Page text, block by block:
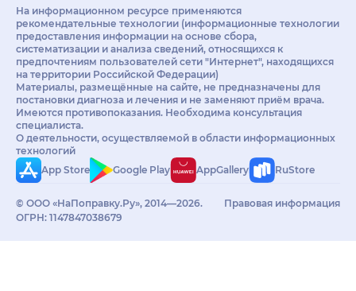
бытовых мелочей
делает посещение
клиники очень
комфортным.
Не надо сомневаться,
стоит ли приходить
сюда для лечения,
обращение к
специалистам клиники
«РИАДЕНТ» позволит
сохранить ваше
здоровье.
На информационном ресурсе применяются
рекомендательные технологии (информационные технологии
предоставления информации на основе сбора,
систематизации и анализа сведений, относящихся к
предпочтениям пользователей сети "Интернет", находящихся
на территории Российской Федерации)
Материалы, размещённые на сайте, не предназначены для
постановки диагноза и лечения и не заменяют приём врача.
Имеются противопоказания. Необходима консультация
специалиста.
О деятельности, осуществляемой в области информационных
технологий
App Store
Google Play AppGallery RuStore
© ООО «НаПоправку.Ру», 2014—2026.
ОГРН: 1147847038679
Правовая информация